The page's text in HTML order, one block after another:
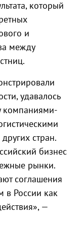
который
и
между
удавалось
компаниями-
стран.
бизнес
рынки.
соглашения
в России как
—